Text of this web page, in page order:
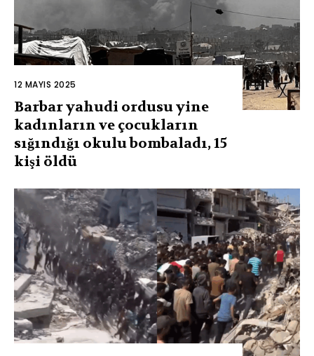
12 MAYIS 2025
Barbar yahudi ordusu yine
kadınların ve çocukların
sığındığı okulu bombaladı, 15
kişi öldü